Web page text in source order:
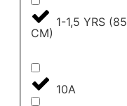
1-1,5 YRS (85
CM)
10A